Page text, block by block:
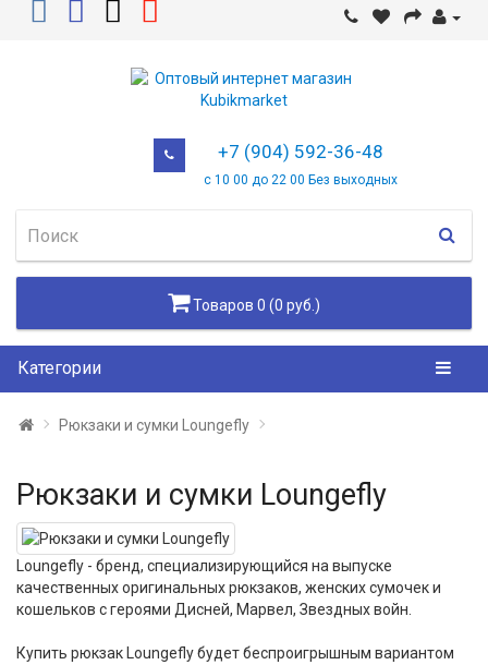
+7 (904) 592-36-48
с 10 00 до 22 00 Без выходных
Товаров 0 (0 руб.)
Категории
Рюкзаки и сумки Loungefly
Рюкзаки и сумки Loungefly
Loungefly - бренд, специализирующийся на выпуске
качественных оригинальных рюкзаков, женских сумочек и
кошельков с героями Дисней, Марвел, Звездных войн.
Купить рюкзак Loungefly будет беспроигрышным вариантом